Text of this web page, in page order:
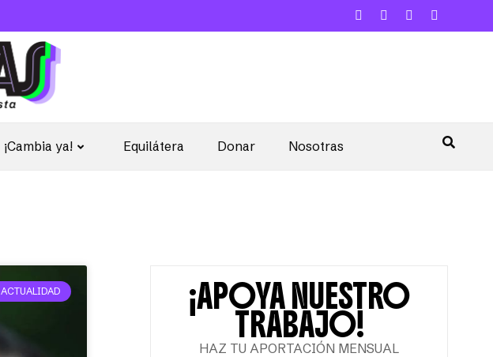
¡Cambia ya! Equilátera Donar Nosotras
ACTUALIDAD ¡APOYA NUESTRO
TRABAJO!
HAZ TU APORTACIÓN MENSUAL